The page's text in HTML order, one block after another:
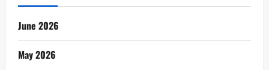
June 2026
May 2026